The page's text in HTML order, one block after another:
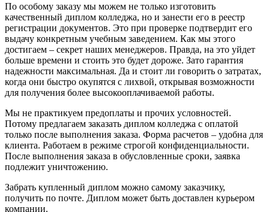
По особому заказу мы можем не только изготовить
качественный диплом колледжа, но и занести его в реестр
регистрации документов. Это при проверке подтвердит его
выдачу конкретным учебным заведением. Как мы этого
достигаем – секрет наших менеджеров. Правда, на это уйдет
больше времени и стоить это будет дороже. Зато гарантия
надежности максимальная. Да и стоит ли говорить о затратах,
когда они быстро окупятся с лихвой, открывая возможности
для получения более высокооплачиваемой работы.
Мы не практикуем предоплаты и прочих условностей.
Потому предлагаем заказать диплом колледжа с оплатой
только после выполнения заказа. Форма расчетов – удобна для
клиента. Работаем в режиме строгой конфиденциальности.
После выполнения заказа в обусловленные сроки, заявка
подлежит уничтожению.
Забрать купленный диплом можно самому заказчику,
получить по почте. Диплом может быть доставлен курьером
компании.